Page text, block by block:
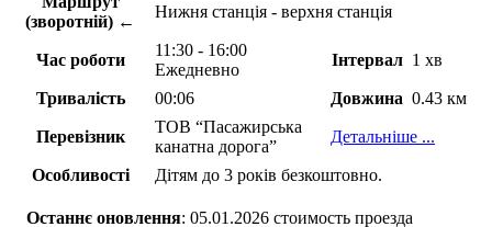
(зворотній) ←
Нижня станція - верхня станція
Час роботи
11:30 - 16:00
Ежедневно
Інтервал 1 хв
Тривалість 00:06 Довжина 0.43 км
Перевізник
ТОВ “Пасажирська
канатна дорога”
Детальніше ...
Особливості Дітям до 3 років безкоштовно.
Останнє оновлення: 05.01.2026 стоимость проезда